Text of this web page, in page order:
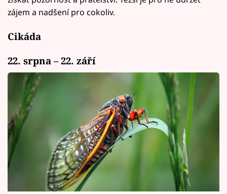
zájem a nadšení pro cokoliv.
Cikáda
22. srpna – 22. září